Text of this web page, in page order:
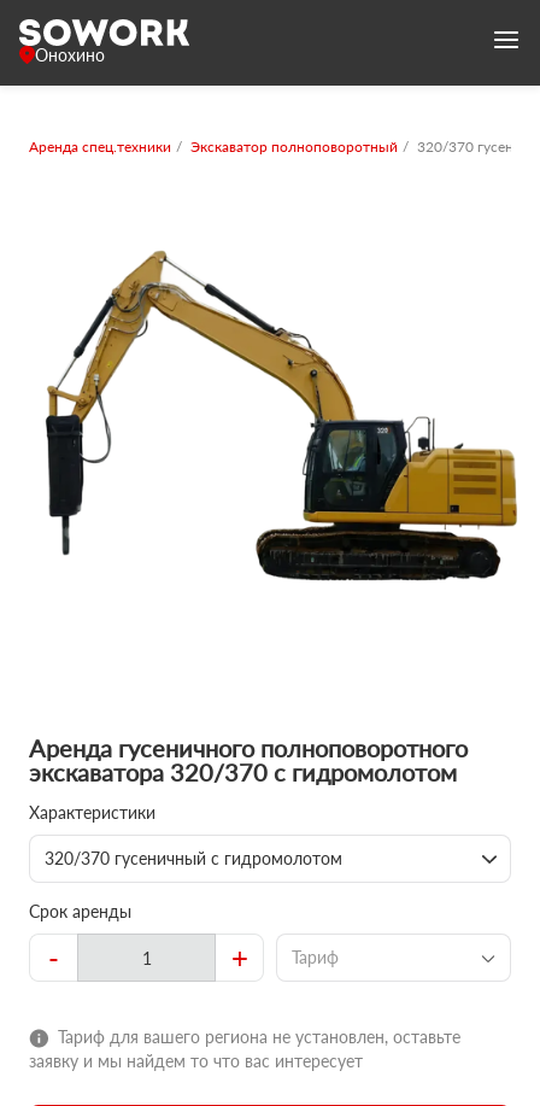
Онохино
Аренда спец.техники Экскаватор полноповоротный 320/370
Аренда гусеничного полноповоротного
экскаватора 320/370 с гидромолотом
Характеристики
320/370 гусеничный с гидромолотом
Срок аренды
- + Тариф
Тариф для вашего региона не установлен, оставьте
заявку и мы найдем то что вас интересует